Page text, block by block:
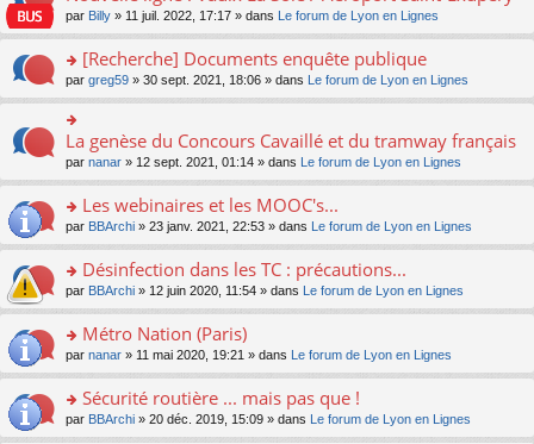
c
e
nt
lu
pl
u
s
ré
c
e
nt
e
n
o
lu
pl
u
s
ré
e
nt
s
g
e
n
o
n
le
u
s
ré
e
nt
er
le
m
e
s
a
e
n
o
n
le
u
s
ré
e
nt
n
er
le
m
e
s
a
g
e
n
o
lu
le
pl
u
s
e
nt
par Billy » 11 juil. 2022, 17:17 » dans Le forum de Lyon en Lignes
o
n
s
ult
er
le
m
e
s
g
e
n
o
lu
pl
u
s
[Recherche] Documents enquête publique
par greg59 » 30 sept. 2021, 18:06 » dans Le forum de Lyon en Lignes
n
er
le
m
e
s
a
g
e
n
n
lu
La genèse du Concours Cavaillé et du tramway français
par nanar » 12 sept. 2021, 01:14 » dans Le forum de Lyon en Lignes
o
n
ult
er
le
m
e
a
g
e
Les webinaires et les MOOC's...
par BBArchi » 23 janv. 2021, 22:53 » dans Le forum de Lyon en Lignes
o
n
ult
er
le
m
e
Désinfection dans les TC : précautions...
par BBArchi » 12 juin 2020, 11:54 » dans Le forum de Lyon en Lignes
o
n
ult
er
Métro Nation (Paris)
par nanar » 11 mai 2020, 19:21 » dans Le forum de Lyon en Lignes
o
n
Sécurité routière ... mais pas que !
par BBArchi » 20 déc. 2019, 15:09 » dans Le forum de Lyon en Lignes